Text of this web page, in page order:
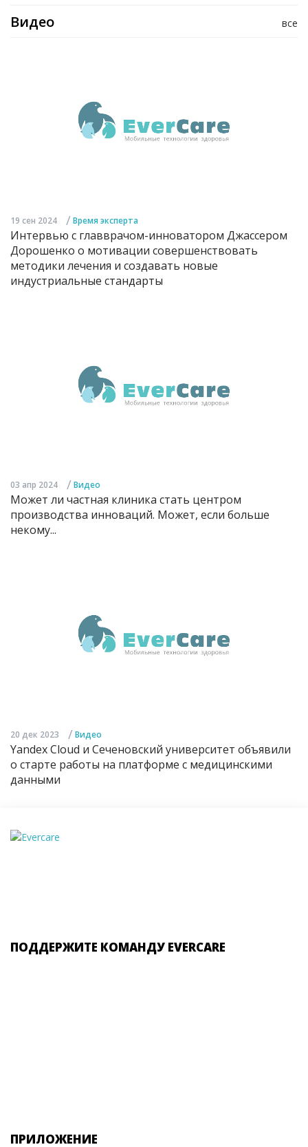
все
Видео
19 сен 2024 / Время эксперта
Интервью с главврачом-инноватором Джассером
Дорошенко о мотивации совершенствовать
методики лечения и создавать новые
индустриальные стандарты
03 апр 2024 / Видео
Может ли частная клиника стать центром
производства инноваций. Может, если больше
некому...
20 дек 2023 / Видео
Yandex Cloud и Сеченовский университет объявили
о старте работы на платформе с медицинскими
данными
ПОДДЕРЖИТЕ КОМАНДУ EVERCARE
ПРИЛОЖЕНИЕ